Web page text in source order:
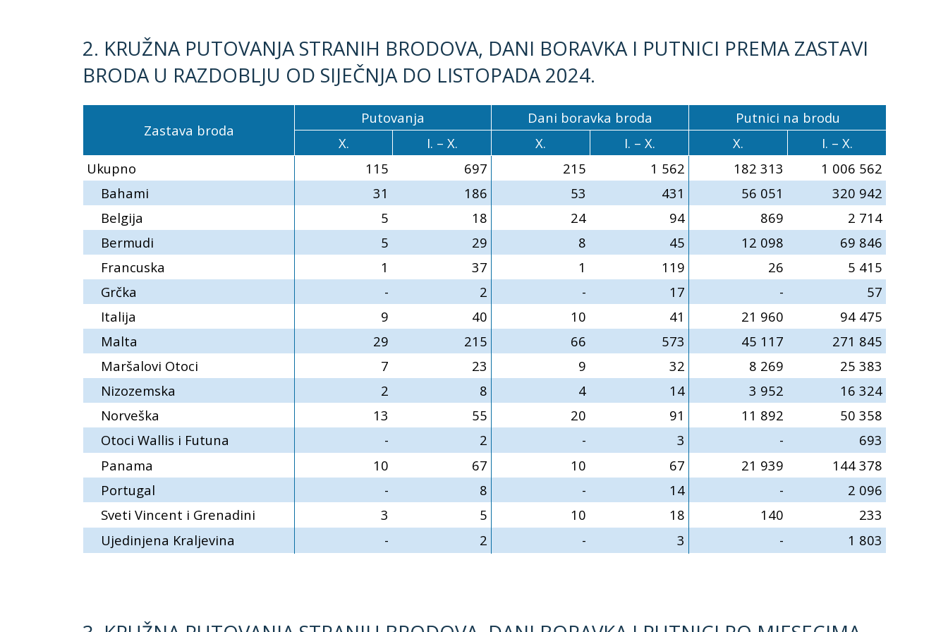
2. KRUŽNA PUTOVANJA STRANIH BRODOVA, DANI BORAVKA I PUTNICI PREMA ZASTAVI
BRODA U RAZDOBLJU OD SIJEČNJA DO LISTOPADA 2024.
Zastava broda
Putovanja Dani boravka broda
Putnici na brodu
X.
I. – X. X. I. – X. X.
I. – X.
Ukupno
115 697 215 1 562 182 313
1 006 562
Bahami
31 186 53 431 56 051
320 942
Belgija
5 18 24 94 869
2 714
Bermudi
5 29 8 45 12 098
69 846
Francuska
1 37 1 119 26
5 415
Grčka
- 2 - 17 -
57
Italija
9 40 10 41 21 960
94 475
Malta
29 215 66 573 45 117
271 845
Maršalovi Otoci
7 23 9 32 8 269
25 383
Nizozemska
2 8 4 14 3 952
16 324
Norveška
13 55 20 91 11 892
50 358
Otoci Wallis i Futuna
- 2 - 3 -
693
Panama
10 67 10 67 21 939
144 378
Portugal
- 8 - 14 -
2 096
Sveti Vincent i Grenadini
3 5 10 18 140
233
Ujedinjena Kraljevina
- 2 - 3 - 1 803